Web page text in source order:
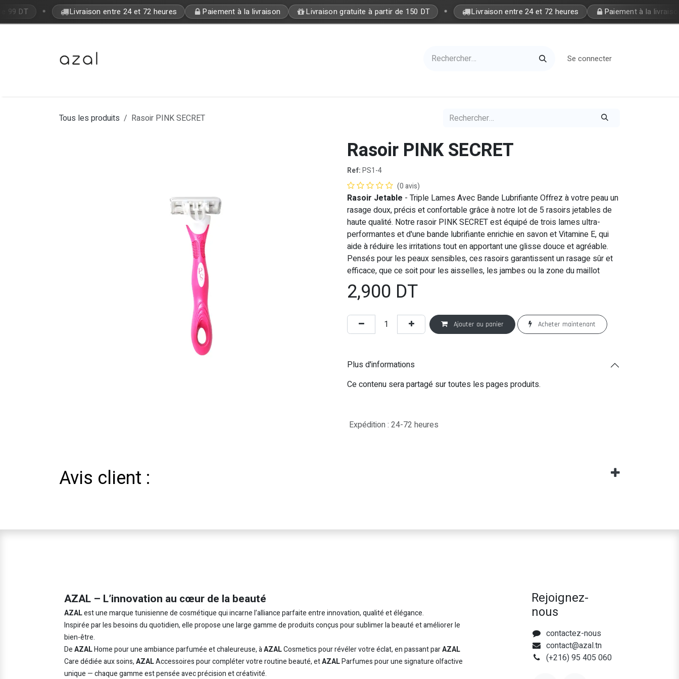
Se rendre au contenu
99 DT Livraison entre 24 et 72 heures Paiement à la livraison Livraison gratuite à partir de 150 DT • Livraison entre 24 et 72 heures Paiement à la livraison
Se connecter
Tous les produits Rasoir PINK SECRET
Rasoir PINK SECRET
Ref:PS1-4
(0 avis)
Rasoir Jetable - Triple Lames Avec Bande Lubrifiante Offrez à votre peau un
rasage doux, précis et confortable grâce à notre lot de 5 rasoirs jetables de
haute qualité. Notre rasoir PINK SECRET est équipé de trois lames ultra-
performantes et d'une bande lubrifiante enrichie en savon et Vitamine E, qui
aide à réduire les irritations tout en apportant une glisse douce et agréable.
Pensés pour les peaux sensibles, ces rasoirs garantissent un rasage sûr et
efficace, que ce soit pour les aisselles, les jambes ou la zone du maillot
2,900 DT
Ajouter au panier Acheter maintenant
Plus d'informations
Ce contenu sera partagé sur toutes les pages produits.
Expédition : 24-72 heures
Avis client :
Rejoignez-
nous
contactez-nous
contact@azal.tn
(+216) 95 405 060
AZAL – L’innovation au cœur de la beauté
AZALest une marque tunisienne de cosmétique qui incarne l’alliance parfaite entre innovation, qualité et élégance.
Inspirée par les besoins du quotidien, elle propose une large gamme de produits conçus pour sublimer la beauté et améliorer le
bien-être.
DeAZALHome pour une ambiance parfumée et chaleureuse, àAZALCosmetics pour révéler votre éclat, en passant parAZAL
Care dédiée aux soins,AZALAccessoires pour compléter votre routine beauté, etAZALParfumes pour une signature olfactive
unique — chaque gamme est pensée avec précision et créativité.